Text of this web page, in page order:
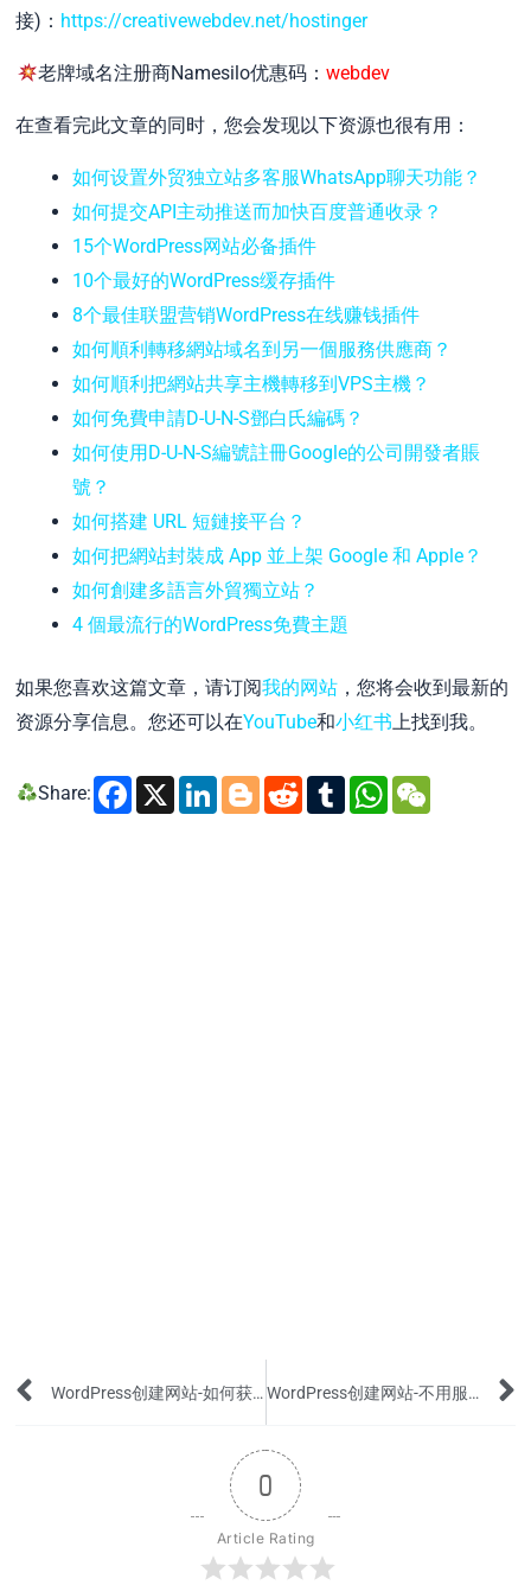
接)： https://creativewebdev.net/hostinger
老牌域名注册商Namesilo优惠码： webdev
在查看完此文章的同时，您会发现以下资源也很有用：
如何设置外贸独立站多客服WhatsApp聊天功能？
如何提交API主动推送而加快百度普通收录？
15个WordPress网站必备插件
10个最好的WordPress缓存插件
8个最佳联盟营销WordPress在线赚钱插件
如何順利轉移網站域名到另一個服務供應商？
如何順利把網站共享主機轉移到VPS主機？
如何免費申請D-U-N-S鄧白氏編碼？
如何使用D-U-N-S編號註冊Google的公司開發者賬
號？
如何搭建 URL 短鏈接平台？
如何把網站封裝成 App 並上架 Google 和 Apple？
如何創建多語言外貿獨立站？
4 個最流行的WordPress免費主題
如果您喜欢这篇文章，请订阅我的网站 ，您将会收到最新的
资源分享信息。您还可以在YouTube和小红书上找到我。
Share: Facebook
X LinkedIn
Blogger
Reddit
Tumblr
Prev WordPress创建网站-如何获得免费的Subdomain子域名？ WordPress创建网站-不用服务器就可以建站，从Local到Live
0
Article Rating